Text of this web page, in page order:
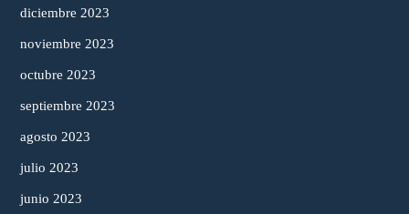
diciembre 2023
noviembre 2023
octubre 2023
septiembre 2023
agosto 2023
julio 2023
junio 2023